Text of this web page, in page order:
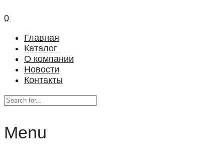
0
Главная
Каталог
О компании
Новости
Контакты
Menu